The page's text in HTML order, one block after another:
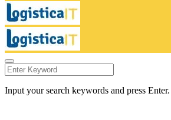
Input your search keywords and press Enter.